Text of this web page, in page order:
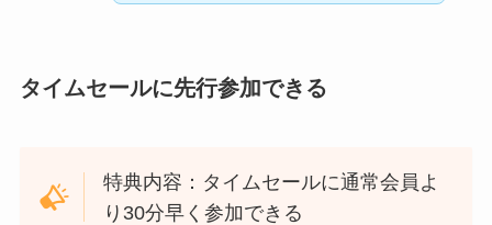
タイムセールに先行参加できる
特典内容：タイムセールに通常会員よ
り30分早く参加できる